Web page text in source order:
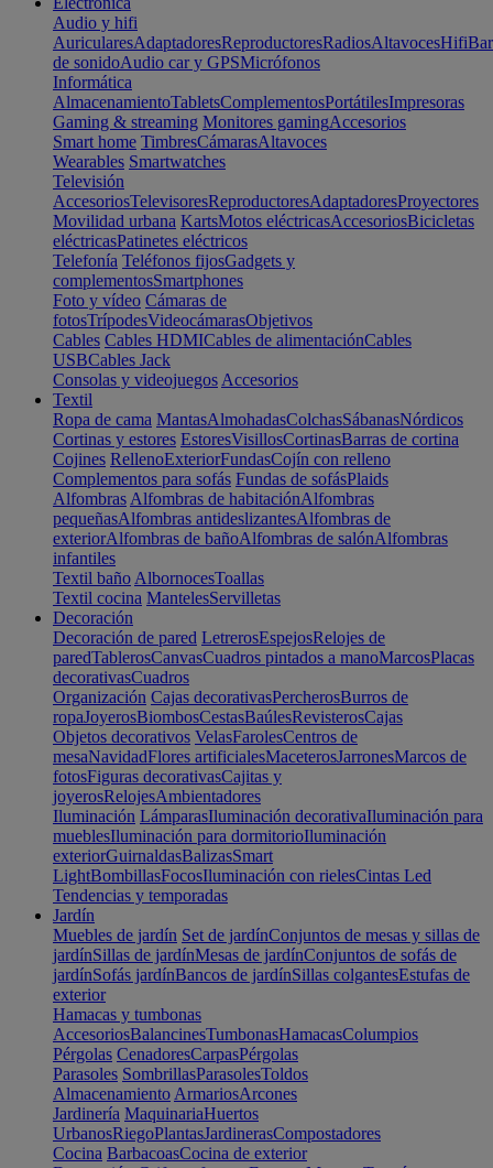
Audio y hifi
AuricularesAdaptadoresReproductoresRadiosAltavocesHifi
de sonidoAudio car y GPSMicrófonos
Informática
AlmacenamientoTabletsComplementosPortátilesImpresoras
Gaming & streaming Monitores gamingAccesorios
Smart home TimbresCámarasAltavoces
Wearables Smartwatches
Televisión
AccesoriosTelevisoresReproductoresAdaptadoresProyectores
Movilidad urbana KartsMotos eléctricasAccesoriosBicicletas
eléctricasPatinetes eléctricos
Telefonía Teléfonos fijosGadgets y
complementosSmartphones
Foto y vídeo Cámaras de
fotosTrípodesVideocámarasObjetivos
Cables Cables HDMICables de alimentaciónCables
USBCables Jack
Consolas y videojuegos Accesorios
Textil
Ropa de cama MantasAlmohadasColchasSábanasNórdicos
Cortinas y estores EstoresVisillosCortinasBarras de cortina
Cojines RellenoExteriorFundasCojín con relleno
Complementos para sofás Fundas de sofásPlaids
Alfombras Alfombras de habitaciónAlfombras
pequeñasAlfombras antideslizantesAlfombras de
exteriorAlfombras de bañoAlfombras de salónAlfombras
infantiles
Textil baño AlbornocesToallas
Textil cocina MantelesServilletas
Decoración
Decoración de pared LetrerosEspejosRelojes de
paredTablerosCanvasCuadros pintados a manoMarcosPlacas
decorativasCuadros
Organización Cajas decorativasPercherosBurros de
ropaJoyerosBiombosCestasBaúlesRevisterosCajas
Objetos decorativos VelasFarolesCentros de
mesaNavidadFlores artificialesMaceterosJarronesMarcos de
fotosFiguras decorativasCajitas y
joyerosRelojesAmbientadores
Iluminación LámparasIluminación decorativaIluminación para
mueblesIluminación para dormitorioIluminación
exteriorGuirnaldasBalizasSmart
LightBombillasFocosIluminación con rielesCintas Led
Tendencias y temporadas
Jardín
Muebles de jardín Set de jardínConjuntos de mesas y sillas de
jardínSillas de jardínMesas de jardínConjuntos de sofás de
jardínSofás jardínBancos de jardínSillas colgantesEstufas de
exterior
Hamacas y tumbonas
AccesoriosBalancinesTumbonasHamacasColumpios
Pérgolas CenadoresCarpasPérgolas
Parasoles SombrillasParasolesToldos
Almacenamiento ArmariosArcones
Jardinería MaquinariaHuertos
UrbanosRiegoPlantasJardinerasCompostadores
Cocina BarbacoasCocina de exterior